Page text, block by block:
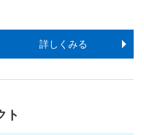
詳しくみる
ト